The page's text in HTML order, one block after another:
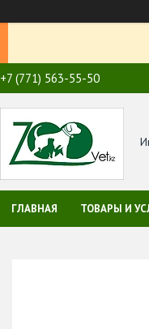
+7 (771) 563-55-50
ГЛАВНАЯ ТОВАРЫ И